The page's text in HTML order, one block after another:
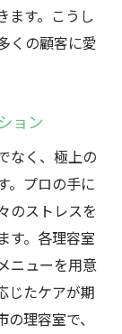
了する
髄
足度の関
の休日
間
ュを
方法
間
方
ます。こうし
くの顧客に愛
ョン
なく、極上の
。プロの手に
のストレスを
す。各理容室
ニューを用意
じたケアが期
理容室で、